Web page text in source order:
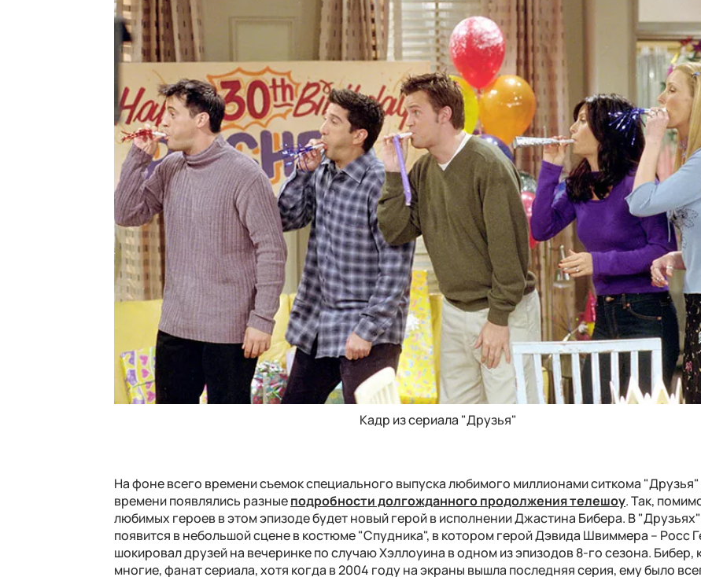
Кадр из сериала "Друзья"
На фоне всего времени съемок специального выпуска любимого миллионами ситкома
времени появлялись разныеподробности долгожданного продолжения телешоу. Так,
любимых героев в этом эпизоде будет новый герой в исполнении Джастина Бибера. В
появится в небольшой сцене в костюме "Спудника", в котором герой Дэвида Швиммера – Росс
шокировал друзей на вечеринке по случаю Хэллоуина в одном из эпизодов 8-го сезона. Бибер,
многие, фанат сериала, хотя когда в 2004 году на экраны вышла последняя серия, ему было